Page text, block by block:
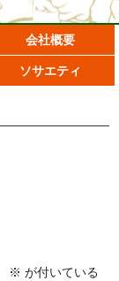
会社概要
ソサエティ
※ が付いている